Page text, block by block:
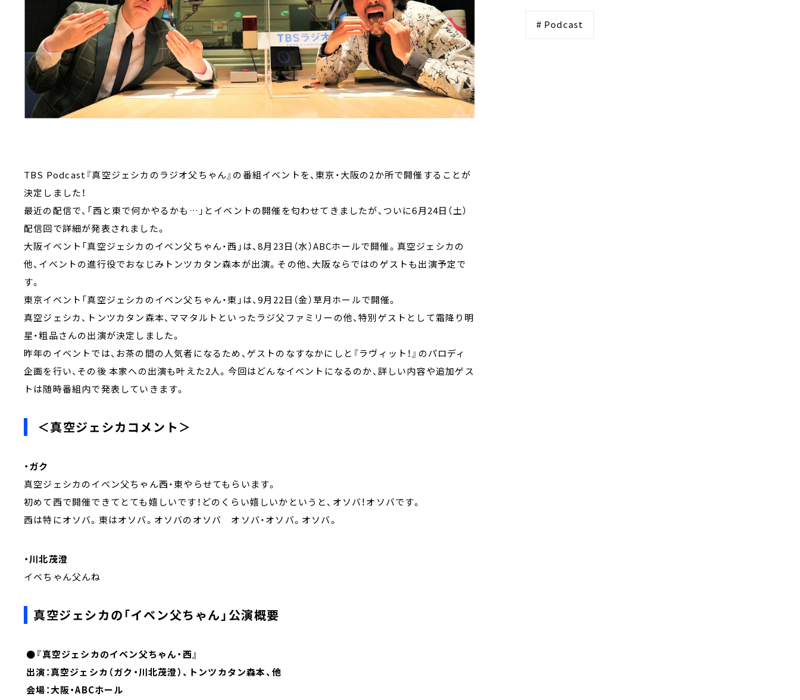
TBS Podcast『真空ジェシカのラジオ父ちゃん』の番組イベントを、東京・大阪の2か所で開催することが
決定しました！
最近の配信で、「西と東で何かやるかも…」とイベントの開催を匂わせてきましたが、ついに6月24日（土）
配信回で詳細が発表されました。
大阪イベント「真空ジェシカのイベン父ちゃん・西」は、8月23日（水）ABCホールで開催。真空ジェシカの
他、イベントの進行役でおなじみトンツカタン森本が出演。その他、大阪ならではのゲストも出演予定で
す。
東京イベント「真空ジェシカのイベン父ちゃん・東」は、9月22日（金）草月ホールで開催。
真空ジェシカ、トンツカタン森本、ママタルトといったラジ父ファミリーの他、特別ゲストとして霜降り明
星・粗品さんの出演が決定しました。
昨年のイベントでは、お茶の間の人気者になるため、ゲストのなすなかにしと『ラヴィット！』のパロディ
企画を行い、その後 本家への出演も叶えた2人。今回はどんなイベントになるのか、詳しい内容や追加ゲス
トは随時番組内で発表していきます。
＜真空ジェシカコメント＞
・ガク
真空ジェシカのイベン父ちゃん西・東やらせてもらいます。
初めて西で開催できてとても嬉しいです！どのくらい嬉しいかというと、オソバ！オソバです。
西は特にオソバ。東はオソバ。オソバのオソバ オソバ・オソバ。オソバ。
・川北茂澄
イベちゃん父んね
真空ジェシカの「イベン父ちゃん」公演概要
●『真空ジェシカのイベン父ちゃん・西』
出演：真空ジェシカ（ガク・川北茂澄）、トンツカタン森本、他
会場：大阪・ABCホール
# Podcast